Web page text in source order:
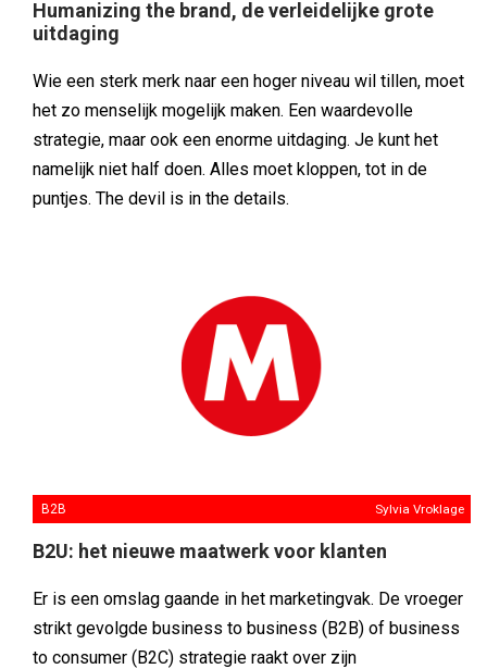
Humanizing the brand, de verleidelijke grote
uitdaging
Wie een sterk merk naar een hoger niveau wil tillen, moet
het zo menselijk mogelijk maken. Een waardevolle
strategie, maar ook een enorme uitdaging. Je kunt het
namelijk niet half doen. Alles moet kloppen, tot in de
puntjes. The devil is in the details.
B2B Sylvia Vroklage
B2U: het nieuwe maatwerk voor klanten
Er is een omslag gaande in het marketingvak. De vroeger
strikt gevolgde business to business (B2B) of business
to consumer (B2C) strategie raakt over zijn